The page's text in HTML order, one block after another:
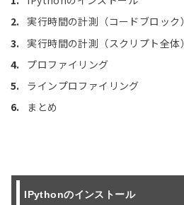
実行時間の計測（コードブロック）
実行時間の計測（スクリプト全体）
プロファイリング
ラインプロファイリング
まとめ
IPythonのインストール